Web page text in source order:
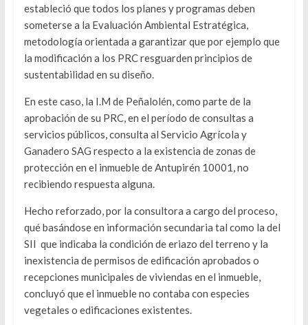
estableció que todos los planes y programas deben
someterse a la Evaluación Ambiental Estratégica,
metodología orientada a garantizar que por ejemplo que
la modificación a los PRC resguarden principios de
sustentabilidad en su diseño.
En este caso, la I.M de Peñalolén, como parte de la
aprobación de su PRC, en el período de consultas a
servicios públicos, consulta al Servicio Agrícola y
Ganadero SAG respecto a la existencia de zonas de
protección en el inmueble de Antupirén 10001, no
recibiendo respuesta alguna.
Hecho reforzado, por la consultora a cargo del proceso,
qué basándose en información secundaria tal como la del
SII que indicaba la condición de eriazo del terreno y la
inexistencia de permisos de edificación aprobados o
recepciones municipales de viviendas en el inmueble,
concluyó que el inmueble no contaba con especies
vegetales o edificaciones existentes.